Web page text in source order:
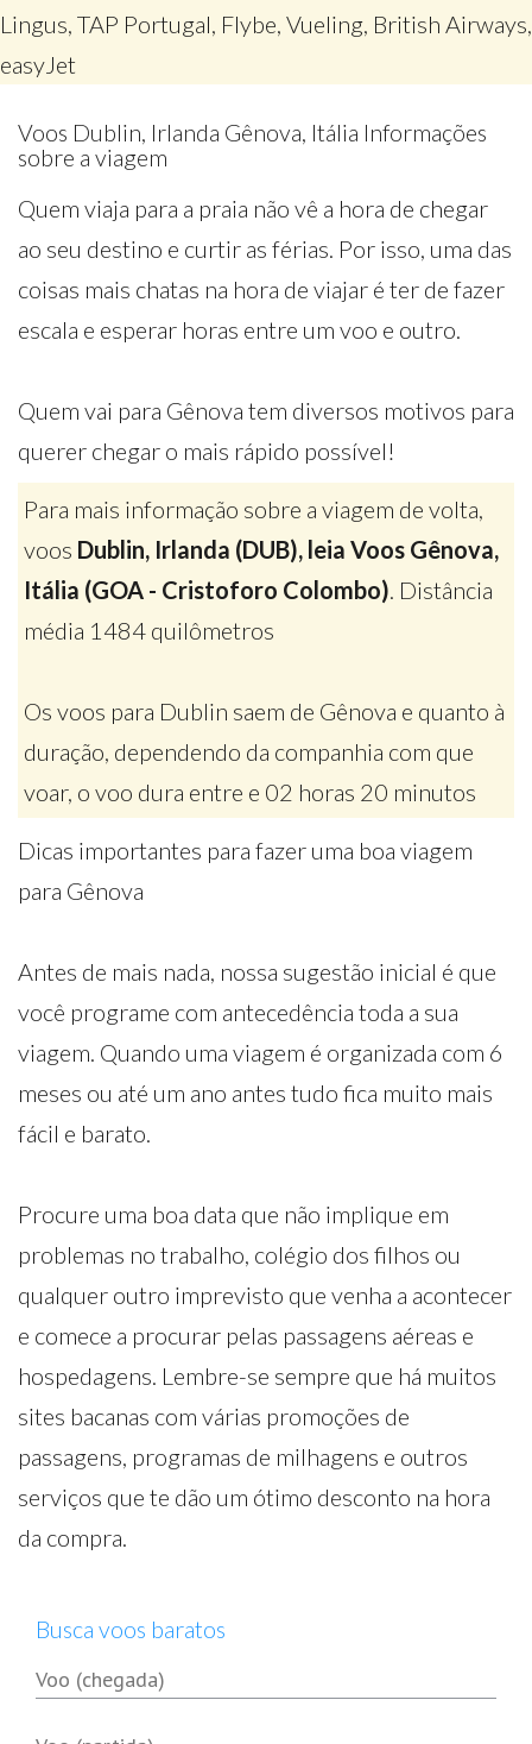
Lingus, TAP Portugal, Flybe, Vueling, British Airways,
easyJet
Voos Dublin, Irlanda Gênova, Itália Informações
sobre a viagem
Quem viaja para a praia não vê a hora de chegar
ao seu destino e curtir as férias. Por isso, uma das
coisas mais chatas na hora de viajar é ter de fazer
escala e esperar horas entre um voo e outro.
Quem vai para Gênova tem diversos motivos para
querer chegar o mais rápido possível!
Para mais informação sobre a viagem de volta,
voos Dublin, Irlanda (DUB), leia Voos Gênova,
Itália (GOA - Cristoforo Colombo). Distância
média 1484 quilômetros
Os voos para Dublin saem de Gênova e quanto à
duração, dependendo da companhia com que
voar, o voo dura entre e 02 horas 20 minutos
Dicas importantes para fazer uma boa viagem
para Gênova
Antes de mais nada, nossa sugestão inicial é que
você programe com antecedência toda a sua
viagem. Quando uma viagem é organizada com 6
meses ou até um ano antes tudo fica muito mais
fácil e barato.
Procure uma boa data que não implique em
problemas no trabalho, colégio dos filhos ou
qualquer outro imprevisto que venha a acontecer
e comece a procurar pelas passagens aéreas e
hospedagens. Lembre-se sempre que há muitos
sites bacanas com várias promoções de
passagens, programas de milhagens e outros
serviços que te dão um ótimo desconto na hora
da compra.
Busca voos baratos